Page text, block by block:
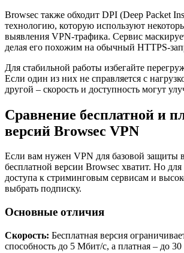
Browsec также обходит DPI (Deep Packet
технологию, которую используют
выявления VPN-трафика. Сервис
делая его похожим на обычный HTTPS-
Для стабильной работы избегайте
Если один из них не справляется с
другой – скорость и доступность могут
Сравнение бесплатной и
версий Browsec VPN
Если вам нужен VPN для базовой защиты
бесплатной версии Browsec хватит. Но для
доступа к стриминговым сервисам и
выбрать подписку.
Основные отличия
Скорость: Бесплатная версия
способность до 5 Мбит/с, а платная – до